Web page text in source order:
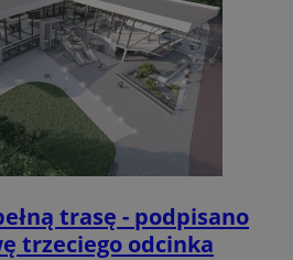
trasę - podpisano
trzeciego odcinka